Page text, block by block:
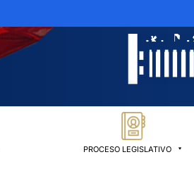
PROCESO LEGISLATIVO